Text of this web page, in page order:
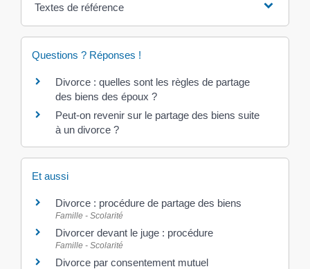
Textes de référence
Questions ? Réponses !
Divorce : quelles sont les règles de partage
des biens des époux ?
Peut-on revenir sur le partage des biens suite
à un divorce ?
Et aussi
Divorce : procédure de partage des biens
Famille - Scolarité
Divorcer devant le juge : procédure
Famille - Scolarité
Divorce par consentement mutuel